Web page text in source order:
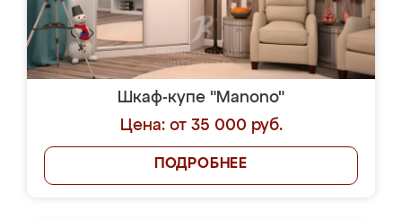
Шкаф-купе "Manono"
Цена: от 35 000 руб.
ПОДРОБНЕЕ